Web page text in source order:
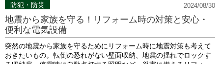
防犯・防災
地震から家族を守る！リフォーム時の対策と安心・
便利な電気設備
2024/08/30
突然の地震から家族を守るためにリフォーム時に地震対策も考えて
おきたいもの。転倒の恐れがない壁面収納、地震の揺れでロックす